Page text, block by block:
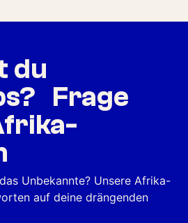
du
Frage
Unbekannte? Unsere Afrika-
auf deine drängenden